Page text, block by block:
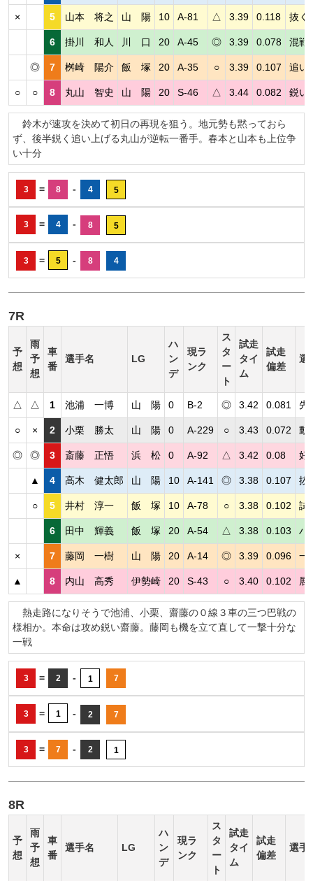
× 5 山本 将之 山 陽 10 A-81 △ 3.39 0.118 抜く
6 掛川 和人 川 口 20 A-45 ◎ 3.39 0.078 混戦
◎ 7 桝崎 陽介 飯 塚 20 A-35 ○ 3.39 0.107 追い
○ ○ 8 丸山 智史 山 陽 20 S-46 △ 3.44 0.082 鋭い
鈴木が速攻を決めて初日の再現を狙う。地元勢も黙っておら
ず、後半鋭く追い上げる丸山が逆転一番手。春本と山本も上位争
い十分
3 = 8 - 4 5
3 = 4 - 8 5
3 = 5 - 8 4
7R
予
想
雨
予
想
車
番
選手名 LG
ハ
ン
デ
現ラ
ンク
ス
タ
ー
ト
試走
タイ
ム
試走
偏差
選
△ △ 1 池浦 一博 山 陽 0 B-2 ◎ 3.42 0.081 先
○ × 2 小栗 勝太 山 陽 0 A-229 ○ 3.43 0.072 動
◎ ◎ 3 斎藤 正悟 浜 松 0 A-92 △ 3.42 0.08 好
▲ 4 高木 健太郎 山 陽 10 A-141 ◎ 3.38 0.107 抜
○ 5 井村 淳一 飯 塚 10 A-78 ○ 3.38 0.102 試
6 田中 輝義 飯 塚 20 A-54 △ 3.38 0.103 ハ
× 7 藤岡 一樹 山 陽 20 A-14 ◎ 3.39 0.096 一
▲ 8 内山 高秀 伊勢崎 20 S-43 ○ 3.40 0.102 展
熱走路になりそうで池浦、小栗、齋藤の０線３車の三つ巴戦の
様相か。本命は攻め鋭い齋藤。藤岡も機を立て直して一撃十分な
一戦
3 = 2 - 1 7
3 = 1 - 2 7
3 = 7 - 2 1
8R
予
想
雨
予
想
車
番
選手名 LG
ハ
ン
デ
現ラ
ンク
ス
タ
ー
ト
試走
タイ
ム
試走
偏差
選手